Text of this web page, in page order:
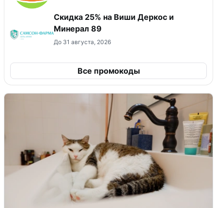
Скидка 25% на Виши Деркос и
Минерал 89
До 31 августа, 2026
Все промокоды